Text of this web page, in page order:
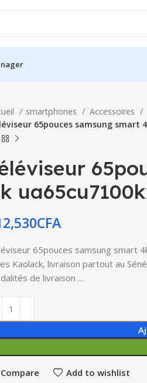
smartphones
Accessoires
65pouces samsung smart
CFA
65pouces samsung smart
Kaolack, livraison partout au
de livraison …
Compare Add to wishlist